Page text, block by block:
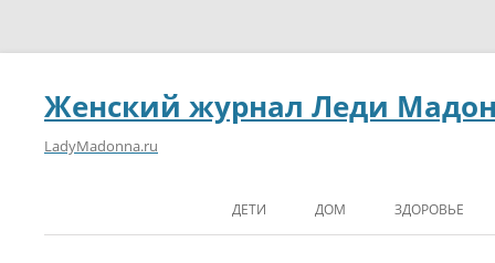
Женский журнал Леди
LadyMadonna.ru
ДЕТИ ДОМ ЗДОРОВЬЕ